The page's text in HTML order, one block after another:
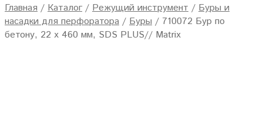
Главная / Каталог / Режущий инструмент / Буры и
насадки для перфоратора / Буры / 710072 Бур по
бетону, 22 х 460 мм, SDS PLUS// Matrix